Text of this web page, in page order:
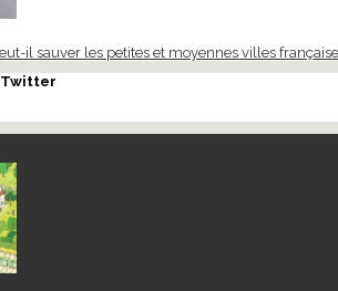
il sauver les petites et moyennes villes
Twitter